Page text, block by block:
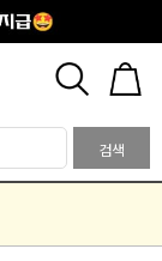
검색